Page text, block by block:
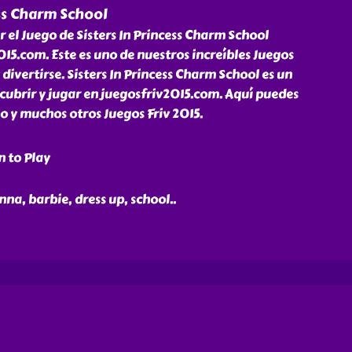
Charm School
Juego de Sisters In Princess Charm School
Este es uno de nuestros increíbles Juegos
Sisters In Princess Charm School es un
y jugar en juegosfriv2015.com. Aquí puedes
muchos otros Juegos Friv 2015.
to Play
barbie, dress up, school..